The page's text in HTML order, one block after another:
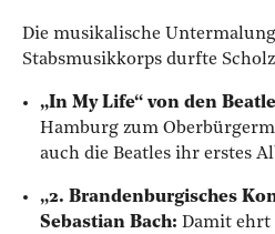
Die musikalische
Stabsmusikkorps durfte
„In My Life“ von den
Hamburg zum
auch die Beatles ihr erstes
„2. Brandenburgisches
Sebastian Bach: Damit ehrt